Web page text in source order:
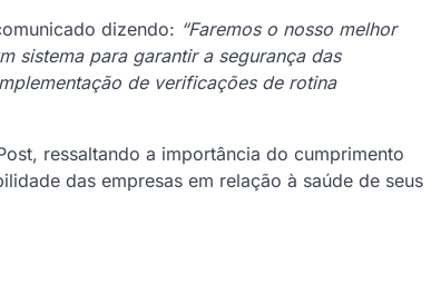
dizendo: “Faremos o nosso melhor
sistema para garantir a segurança das
de verificações de rotina
ressaltando a importância do cumprimento
das empresas em relação à saúde de seus